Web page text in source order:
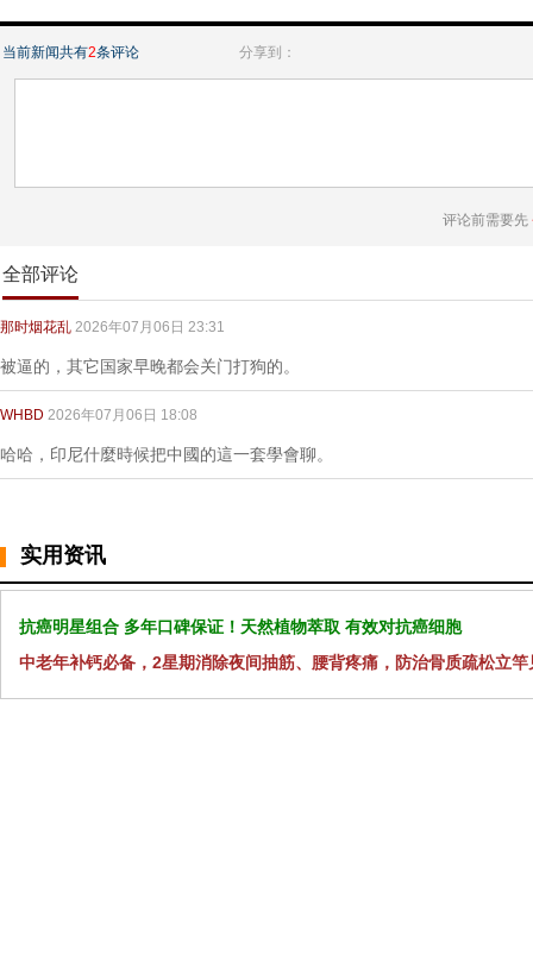
当前新闻共有2条评论 分享到：
评论前需要先
全部评论
那时烟花乱 2026年07月06日 23:31
被逼的，其它国家早晚都会关门打狗的。
WHBD 2026年07月06日 18:08
哈哈，印尼什麼時候把中國的這一套學會聊。
实用资讯
抗癌明星组合 多年口碑保证！天然植物萃取 有效对抗癌细胞
中老年补钙必备，2星期消除夜间抽筋、腰背疼痛，防治骨质疏松立竿